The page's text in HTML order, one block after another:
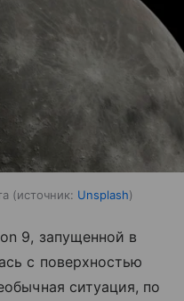
источник: Unsplash
9, запущенной в
с поверхностью
ситуация, по